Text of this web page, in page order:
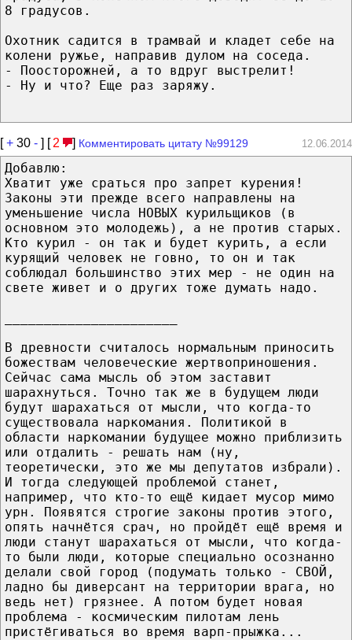
8 градусов.
Охотник садится в трамвай и кладет себе на
колени ружье, направив дулом на соседа.
- Поосторожней, а то вдруг выстрелит!
- Ну и что? Еще раз заряжу.
[+ 30 - ] [ 2 ] Комментировать цитату №99129 12.06.2014
Добавлю:
Хватит уже сраться про запрет курения!
Законы эти прежде всего направлены на
уменьшение числа НОВЫХ курильщиков (в
основном это молодежь), а не против старых.
Кто курил - он так и будет курить, а если
курящий человек не говно, то он и так
соблюдал большинство этих мер - не один на
свете живет и о других тоже думать надо.
В древности считалось нормальным приносить
божествам человеческие жертвоприношения.
Сейчас сама мысль об этом заставит
шарахнуться. Точно так же в будущем люди
будут шарахаться от мысли, что когда-то
существовала наркомания. Политикой в
области наркомании будущее можно приблизить
или отдалить - решать нам (ну,
теоретически, это же мы депутатов избрали).
И тогда следующей проблемой станет,
например, что кто-то ещё кидает мусор мимо
урн. Появятся строгие законы против этого,
опять начнётся срач, но пройдёт ещё время и
люди станут шарахаться от мысли, что когда-
то были люди, которые специально осознанно
делали свой город (подумать только - СВОЙ,
ладно бы диверсант на территории врага, но
ведь нет) грязнее. А потом будет новая
проблема - космическим пилотам лень
пристёгиваться во время варп-прыжка...